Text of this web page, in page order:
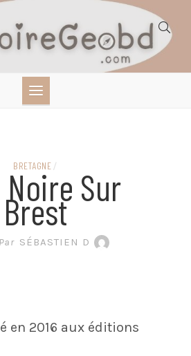
LITTÉRATURE EN
BANDE DESSINÉE
BRETAGNE / Sur
Brest
SÉBASTIEN D
en 2016 aux éditions